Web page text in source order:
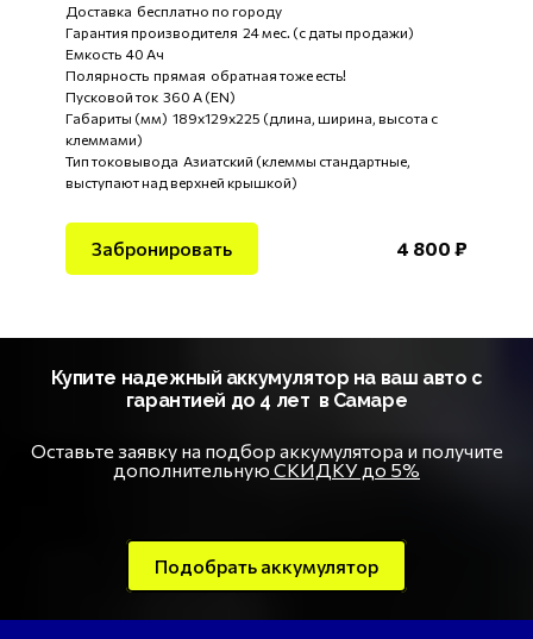
Доставка бесплатно по городу
Гарантия производителя 24 мес. (с даты продажи)
Емкость 40 Ач
Полярность прямая обратная тоже есть!
Пусковой ток 360 А (EN)
Габариты (мм) 189x129x225 (длина, ширина, высота с
клеммами)
Тип токовывода Азиатский (клеммы стандартные,
выступают над верхней крышкой)
Забронировать 4 800 ₽
Купите надежный аккумулятор на ваш авто с
гарантией до 4 лет в Самаре
Оставьте заявку на подбор аккумулятора и получите
дополнительную СКИДКУ до 5%
Подобрать аккумулятор